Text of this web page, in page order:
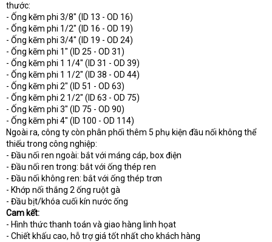
thước:
- Ống kẽm phi 3/8" (ID 13 - OD 16)
- Ống kẽm phi 1/2" (ID 16 - OD 19)
- Ống kẽm phi 3/4" (ID 19 - OD 24)
- Ống kẽm phi 1" (ID 25 - OD 31)
- Ống kẽm phi 1 1/4" (ID 31 - OD 39)
- Ống kẽm phi 1 1/2" (ID 38 - OD 44)
- Ống kẽm phi 2" (ID 51 - OD 63)
- Ống kẽm phi 2 1/2" (ID 63 - OD 75)
- Ống kẽm phi 3" (ID 75 - OD 90)
- Ống kẽm phi 4" (ID 100 - OD 114)
Ngoài ra, công ty còn phân phối thêm 5 phụ kiện đầu nối không thể
thiếu trong công nghiệp:
- Đầu nối ren ngoài: bắt với máng cáp, box điện
- Đầu nối ren trong: bắt với ống thép ren
- Đầu nối không ren: bắt với ống thép trơn
- Khớp nối thắng 2 ống ruột gà
- Đầu bịt/khóa cuối kín nước ống
Cam kết:
- Hình thức thanh toán và giao hàng linh họat
- Chiết khấu cao, hỗ trợ giá tốt nhất cho khách hàng